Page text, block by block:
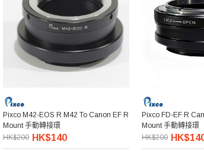
Pixco M42-EOS R M42 To Canon EF R
Mount 手動轉接環
HK$200 HK$140
Pixco FD-EF R
Mount 手動轉接環
HK$200